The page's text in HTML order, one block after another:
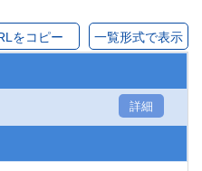
をコピー 一覧形式で表示
詳細